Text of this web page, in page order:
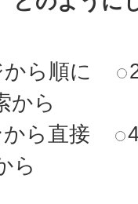
ら順に
から
ら直接
ら